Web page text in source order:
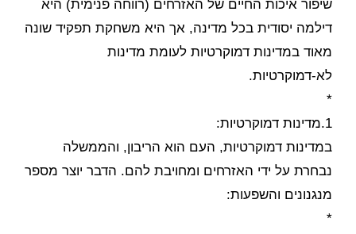
שיפור איכות החיים של האזרחים (רווחה פנימית) היא
דילמה יסודית בכל מדינה, אך היא משחקת תפקיד שונה
מאוד במדינות דמוקרטיות לעומת מדינות
לא-דמוקרטיות.
*
1.מדינות דמוקרטיות:
במדינות דמוקרטיות, העם הוא הריבון, והממשלה
נבחרת על ידי האזרחים ומחויבת להם. הדבר יוצר מספר
מנגנונים והשפעות:
*